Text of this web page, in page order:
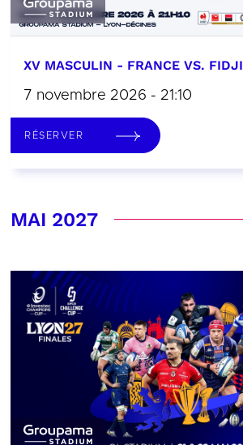
XV MASCULIN - FRANCE VS. FIDJI
7 novembre 2026 - 21:10
RÉSERVER
MAI 2027